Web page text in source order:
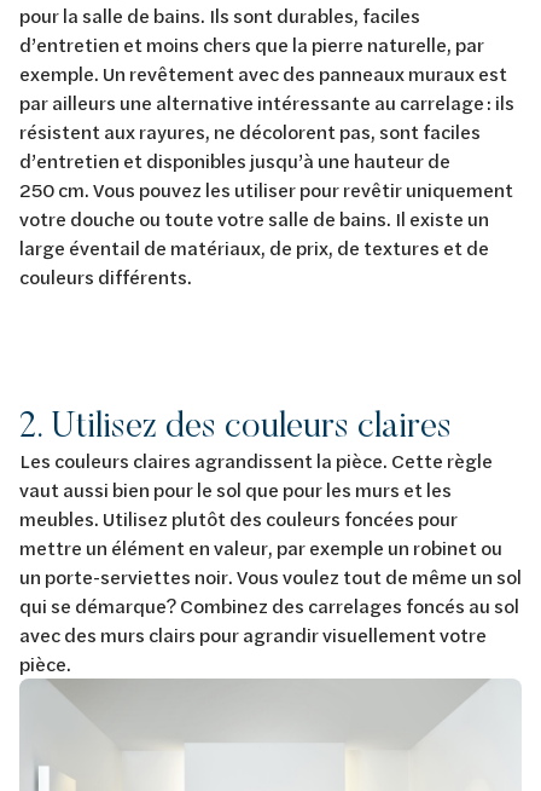
pour la salle de bains. Ils sont durables, faciles
d’entretien et moins chers que la pierre naturelle, par
exemple. Un revêtement avec des panneaux muraux est
par ailleurs une alternative intéressante au carrelage : ils
résistent aux rayures, ne décolorent pas, sont faciles
d’entretien et disponibles jusqu’à une hauteur de
250 cm. Vous pouvez les utiliser pour revêtir uniquement
votre douche ou toute votre salle de bains. Il existe un
large éventail de matériaux, de prix, de textures et de
couleurs différents.
2. Utilisez des couleurs claires
Les couleurs claires agrandissent la pièce. Cette règle
vaut aussi bien pour le sol que pour les murs et les
meubles. Utilisez plutôt des couleurs foncées pour
mettre un élément en valeur, par exemple un robinet ou
un porte-serviettes noir. Vous voulez tout de même un sol
qui se démarque? Combinez des carrelages foncés au sol
avec des murs clairs pour agrandir visuellement votre
pièce.